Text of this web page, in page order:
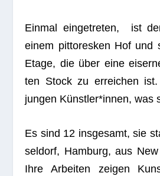
Ein­mal ein­ge­tre­ten, ist
einem pit­to­res­ken Hof und
Etage, die über eine
ten Stock zu errei­chen
jun­gen Künstler*innen, was
Es sind 12 ins­ge­samt, sie
sel­dorf, Ham­burg, aus
Ihre Arbei­ten zei­gen